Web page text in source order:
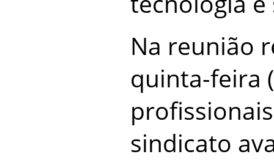
Na reunião
quinta-feira
sindicato